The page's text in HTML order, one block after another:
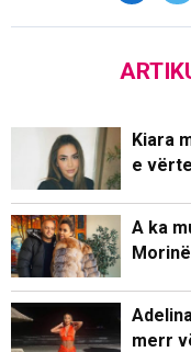
Kiara
e
A ka
merr